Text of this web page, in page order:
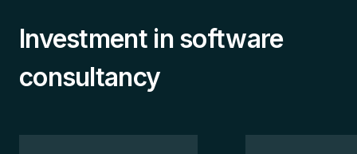
Investment in software
consultancy